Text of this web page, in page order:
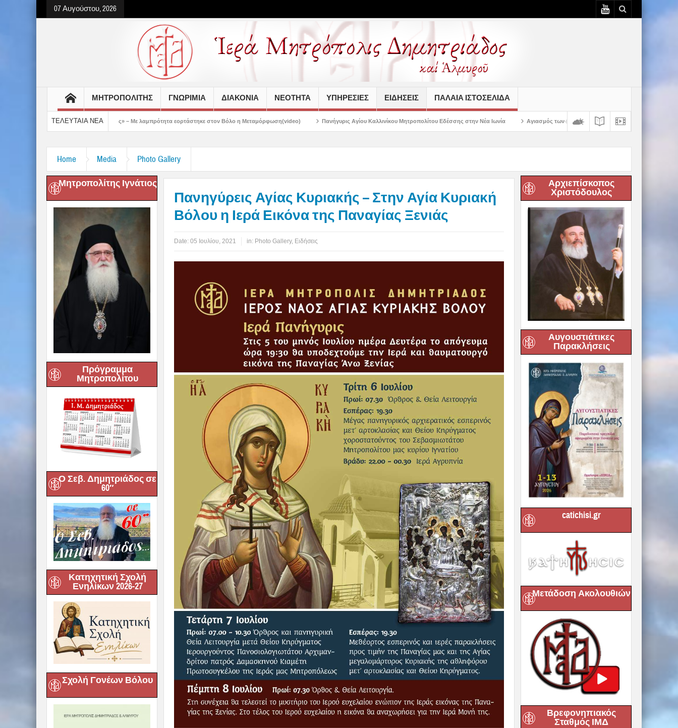
07 Αυγούστου, 2026
ΜΗΤΡΟΠΟΛΙΤΗΣ ΓΝΩΡΙΜΙΑ ΔΙΑΚΟΝΙΑ ΝΕΟΤΗΤΑ ΥΠΗΡΕΣΙΕΣ ΕΙΔΗΣΕΙΣ ΠΑΛΑΙΆ ΙΣΤΟΣΕΛΊΔΑ
ΤΕΛΕΥΤΑΙΑ ΝΕΑ
έδειξε το μέλλον μας» – Με λαμπρότητα εορτάστηκε στον Βόλο η Μεταμόρφωση(video) Πανήγυρις Αγίου Καλλινίκου Μητροπολίτου Εδέσσης στην Νέα Ιωνία Αγιασμός των πρώτων ολοκληρωμένων κελιών της Παλαιάς Ιεράς Μονής
Home Media Photo Gallery
Μητροπολίτης Ιγνάτιος
Πρόγραμμα
Μητροπολίτου
Ο Σεβ. Δημητριάδος σε
60″
Κατηχητική Σχολή
Ενηλίκων 2026-27
Σχολή Γονέων Βόλου
Πανηγύρεις Αγίας Κυριακής – Στην Αγία Κυριακή
Βόλου η Ιερά Εικόνα της Παναγίας Ξενιάς
Date: 05 Ιουλίου, 2021 in: Photo Gallery, Ειδήσεις
Αρχιεπίσκοπος
Χριστόδουλος
Αυγουστιάτικες
Παρακλήσεις
catichisi.gr
Μετάδοση Ακολουθιών
Βρεφονηπιακός
Σταθμός ΙΜΔ